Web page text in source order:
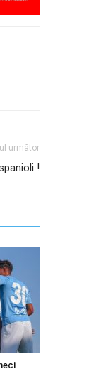
următor
!